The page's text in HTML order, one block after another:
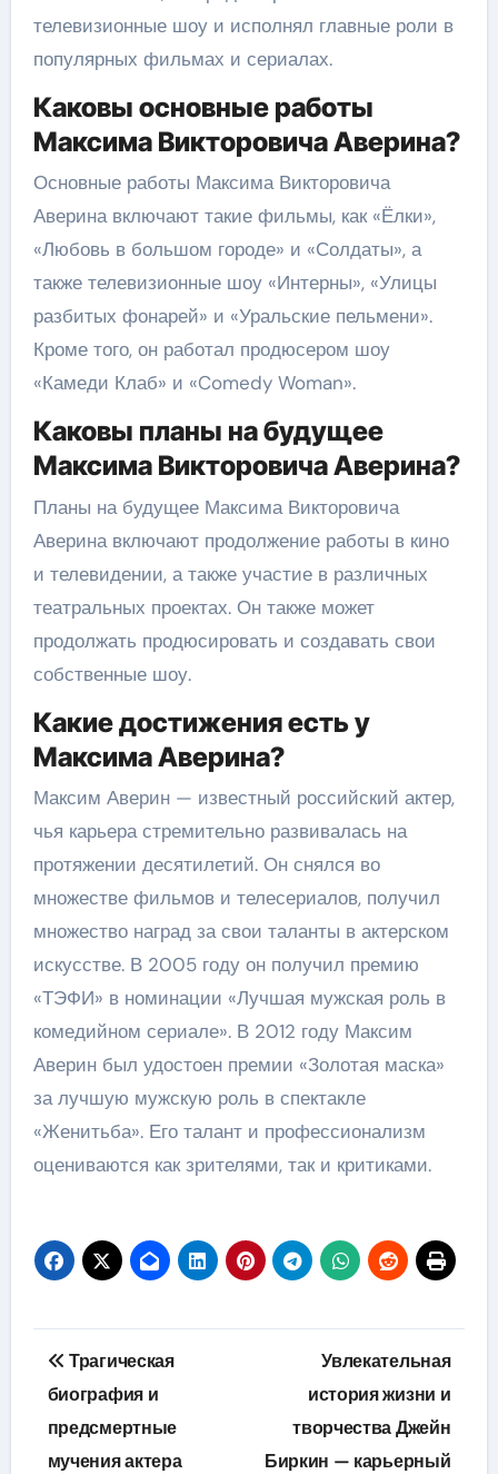
телевизионные шоу и исполнял главные роли в
популярных фильмах и сериалах.
Каковы основные работы
Максима Викторовича Аверина?
Основные работы Максима Викторовича
Аверина включают такие фильмы, как «Ёлки»,
«Любовь в большом городе» и «Солдаты», а
также телевизионные шоу «Интерны», «Улицы
разбитых фонарей» и «Уральские пельмени».
Кроме того, он работал продюсером шоу
«Камеди Клаб» и «Comedy Woman».
Каковы планы на будущее
Максима Викторовича Аверина?
Планы на будущее Максима Викторовича
Аверина включают продолжение работы в кино
и телевидении, а также участие в различных
театральных проектах. Он также может
продолжать продюсировать и создавать свои
собственные шоу.
Какие достижения есть у
Максима Аверина?
Максим Аверин — известный российский актер,
чья карьера стремительно развивалась на
протяжении десятилетий. Он снялся во
множестве фильмов и телесериалов, получил
множество наград за свои таланты в актерском
искусстве. В 2005 году он получил премию
«ТЭФИ» в номинации «Лучшая мужская роль в
комедийном сериале». В 2012 году Максим
Аверин был удостоен премии «Золотая маска»
за лучшую мужскую роль в спектакле
«Женитьба». Его талант и профессионализм
оцениваются как зрителями, так и критиками.
Навигация
по
записям
Трагическая
биография и
предсмертные
мучения актера
Увлекательная
история жизни и
творчества Джейн
Биркин — карьерный